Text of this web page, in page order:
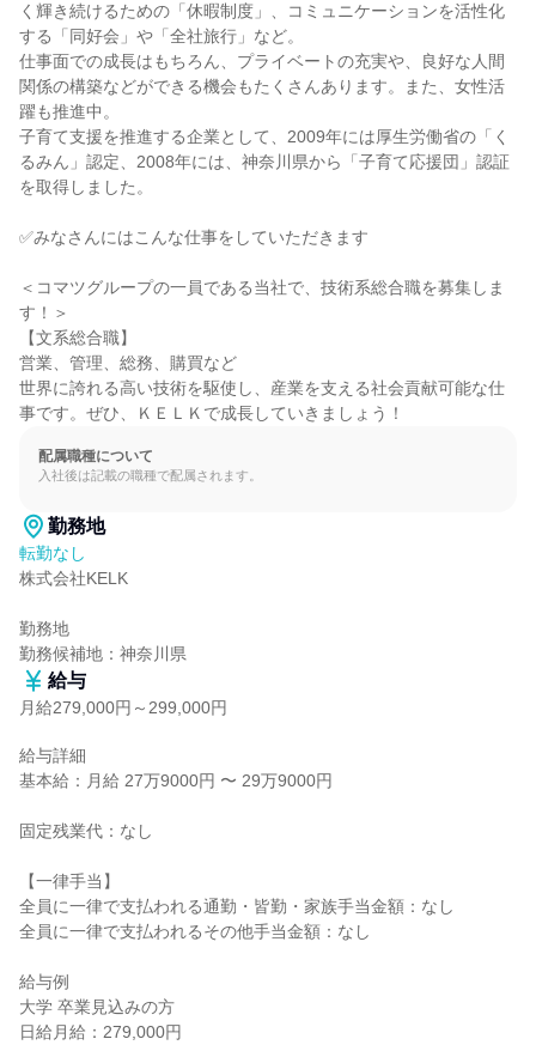
く輝き続けるための「休暇制度」、コミュニケーションを活性化
する「同好会」や「全社旅行」など。
仕事面での成長はもちろん、プライベートの充実や、良好な人間
関係の構築などができる機会もたくさんあります。また、女性活
躍も推進中。
子育て支援を推進する企業として、2009年には厚生労働省の「く
るみん」認定、2008年には、神奈川県から「子育て応援団」認証
を取得しました。
✅みなさんにはこんな仕事をしていただきます
＜コマツグループの一員である当社で、技術系総合職を募集しま
す！＞
【文系総合職】
営業、管理、総務、購買など
世界に誇れる高い技術を駆使し、産業を支える社会貢献可能な仕
事です。ぜひ、ＫＥＬＫで成長していきましょう！
配属職種について
入社後は記載の職種で配属されます。
勤務地
転勤なし
株式会社KELK
勤務地
勤務候補地：神奈川県
給与
月給279,000円～299,000円
給与詳細
基本給：月給 27万9000円 〜 29万9000円
固定残業代：なし
【一律手当】
全員に一律で支払われる通勤・皆勤・家族手当金額：なし
全員に一律で支払われるその他手当金額：なし
給与例
大学 卒業見込みの方
日給月給：279,000円